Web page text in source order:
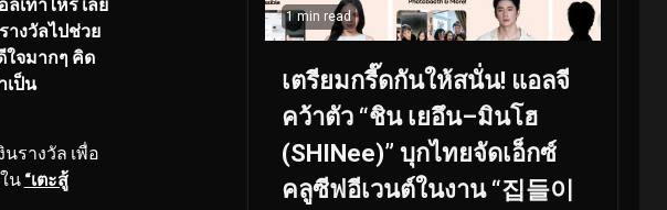
างวัลไปช่วย
จมากๆ คิด
เป็น
นรางวัล เพื่อ
น “เตะสู้
1 min read
เตรียมกรี๊ดกันให้สนั่น! แอลจี
คว้าตัว “ชิน เยอึน–มินโฮ
(SHINee)” บุกไทยจัดเอ็กซ์
คลูซีฟอีเวนต์ในงาน “집들이